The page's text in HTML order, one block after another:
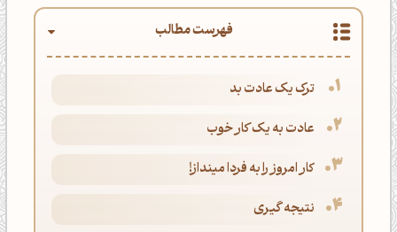
فهرست مطالب
ترک یک عادت بد
عادت به یک کار خوب
کار امروز را به فردا مینداز!
نتیجه گیری